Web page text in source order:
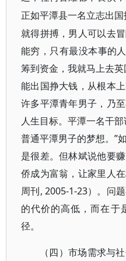
正如平潭县一名立志出
就得拼搏，男人可以去
能穷，只有最没本事的
筹到资金，我就马上去
能出国挣大钱，从根本
许多平潭青年男子，乃
人生目标。平潭一名干
普通平潭男子的梦想。”
是很差。但林斌说他要
侨成为富翁，让家里人
周刊, 2005-1-23）。问
的代价的高低，而在于
径。
（四）市场需求与